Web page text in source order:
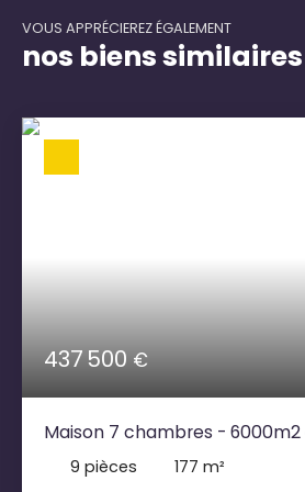
VOUS APPRÉCIEREZ ÉGALEMENT
nos biens similaires
437 500€
Maison 7 chambres -
9 pièces 177 m²